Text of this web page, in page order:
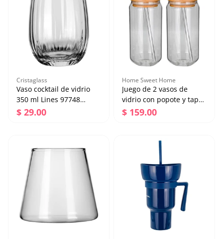
Agregar al carrito
Agregar al carrito
Cristaglass
Vaso cocktail de vidrio
350 ml Lines 97748
Cristaglass
Precio regular
$ 29.00
Cristaglass
Precio regular
$ 29.00
Agregar al carrito
Home Sweet Home
Juego de 2 vasos de
vidrio con popote y tapa
535 ml Home Sweet
Precio regular
$ 159.00
vidrio con popote y tapa
535 ml Home Sweet
Home
Precio regular
Agregar al carrito